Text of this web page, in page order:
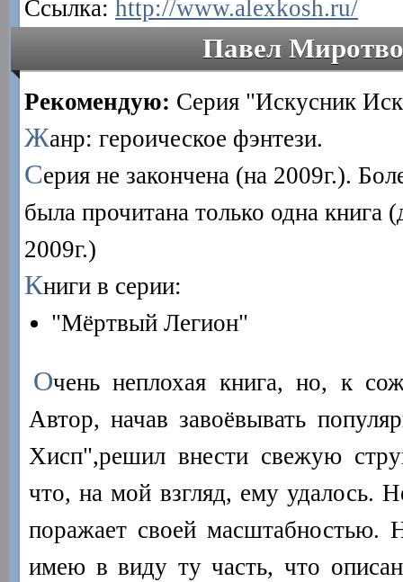
Ссылка: http://www.alexkosh.ru/
Павел
Рекомендую: Серия "Искусник
Жанр: героическое фэнтези.
Серия не закончена (на 2009г.).
была прочитана только одна книга
2009г.)
Книги в серии:
"Мёртвый Легион"
Очень неплохая книга, но, к
Автор, начав завоёвывать
Хисп",решил внести свежую
что, на мой взгляд, ему удалось.
поражает своей
имею в виду ту часть, что